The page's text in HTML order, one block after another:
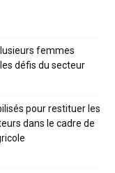
femmes
défis du secteur
pour restituer les
dans le cadre de